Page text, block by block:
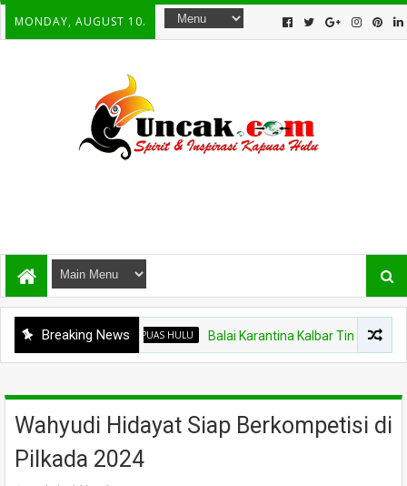
MONDAY, AUGUST 10.
Breaking News
KAPUAS HULU Balai Karantina Kalbar Tinjau Jalur Tidak
Wahyudi Hidayat Siap Berkompetisi di
Pilkada 2024